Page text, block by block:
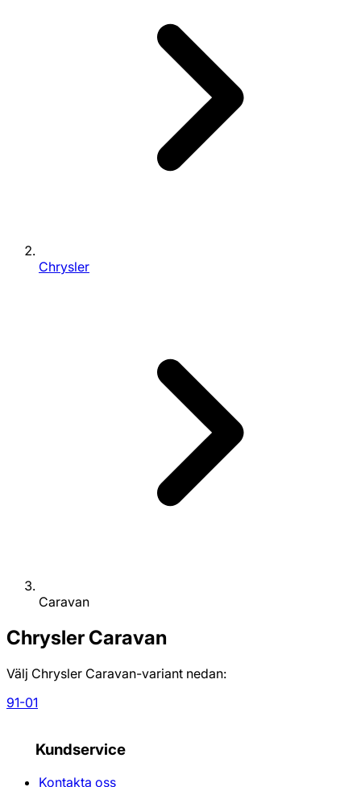
Chrysler
Caravan
Chrysler Caravan
Välj Chrysler Caravan-variant nedan:
91-01
Kundservice
Kontakta oss